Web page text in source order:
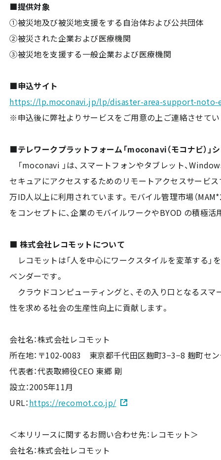
■提供対象
①被災地及び被災地支援をする自治体および公共団体
②被災された企業および医療機関
③被災地を支援する一般企業および医療機関
■申込サイト
https://lp.moconavi.jp/lp/disaster-area-support-noto-
※申込後に弊社よりサービスをご用意の上ご連絡させてい
■テレワークプラットフォーム「moconavi（モコナビ）」
「moconavi 」は、スマートフォンやタブレット、
セキュアにアクセスするためのリモートアクセスサービ
万ID人以上に利用されています。モバイル管理市場（
をコンセプトに、企業のモバイルワークやBYOD の積極
■ 株式会社レコモットについて
レコモットは「人を中心にワークスタイルを変革する
ベンダーです。
クラウドコンピューティングと、その入り口となるス
性を求める社会の生産性向上に貢献します。
会社名：株式会社レコモット
所在地：〒102-0083 東京都千代田区麹町3−3−8 麹町セ
代表者：代表取締役CEO 東郷 剛
設立：2005年11月
URL：https://recomot.co.jp/
＜本リリースに関するお問い合わせ先：レコモット＞
会社名：株式会社レコモット